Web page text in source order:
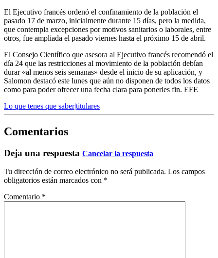
El Ejecutivo francés ordenó el confinamiento de la población el
pasado 17 de marzo, inicialmente durante 15 días, pero la medida,
que contempla excepciones por motivos sanitarios o laborales, entre
otros, fue ampliada el pasado viernes hasta el próximo 15 de abril.
El Consejo Científico que asesora al Ejecutivo francés recomendó el
día 24 que las restricciones al movimiento de la población debían
durar «al menos seis semanas» desde el inicio de su aplicación, y
Salomon destacó este lunes que aún no disponen de todos los datos
como para poder ofrecer una fecha clara para ponerles fin. EFE
Lo que tenes que saber|titulares
Comentarios
Deja una respuesta Cancelar la respuesta
Tu dirección de correo electrónico no será publicada. Los campos
obligatorios están marcados con *
Comentario *